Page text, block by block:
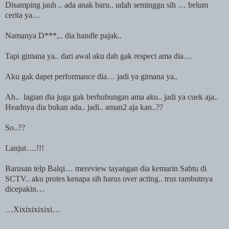
Disamping jauh .. ada anak baru.. udah seminggu sih … belum
cerita ya…
Namanya D***,.. dia handle pajak..
Tapi gimana ya.. dari awal aku dah gak respect ama dia…
Aku gak dapet performance dia… jadi ya gimana ya..
Ah.. lagian dia juga gak berhubungan ama aku.. jadi ya cuek aja..
Headnya dia bukan ada.. jadi.. aman2 aja kan..??
So..??
Lanjut….!!!
Barusan telp Balqi… mereview tayangan dia kemarin Sabtu di
SCTV.. aku protes kenapa sih harus over acting.. trus rambutnya
dicepakin…
…Xixixixixixi…